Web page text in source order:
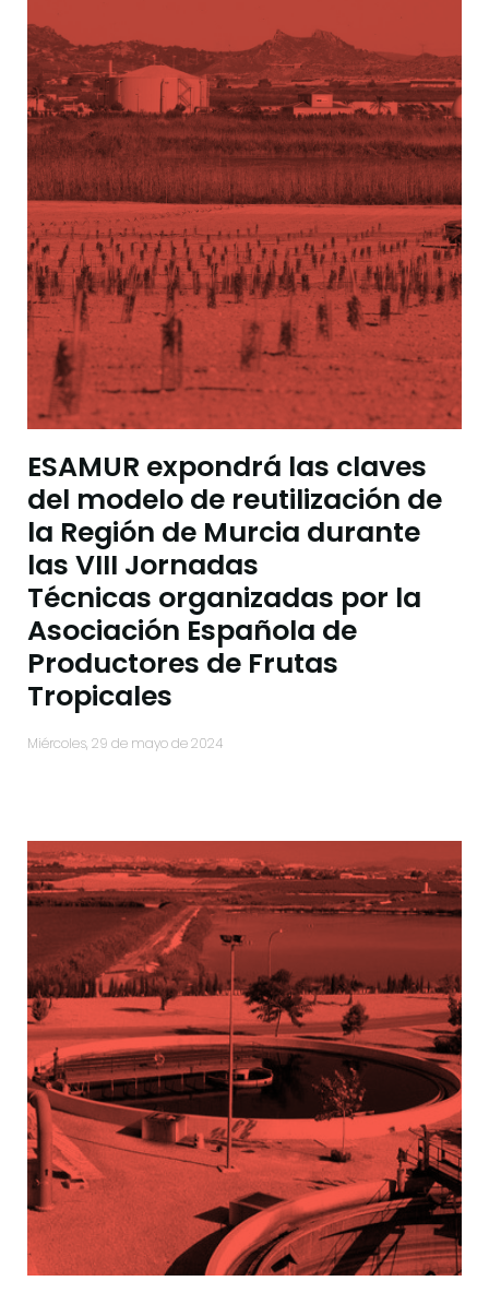
ESAMUR expondrá las claves
del modelo de reutilización de
la Región de Murcia durante
las VIII Jornadas
Técnicas organizadas por la
Asociación Española de
Productores de Frutas
Tropicales
miércoles, 29 de mayo de 2024